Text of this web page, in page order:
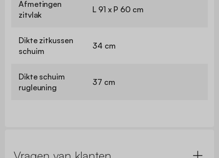
Afmetingen
zitvlak
L 91 x P 60 cm
Dikte zitkussen
schuim
34 cm
Dikte schuim
rugleuning
37 cm